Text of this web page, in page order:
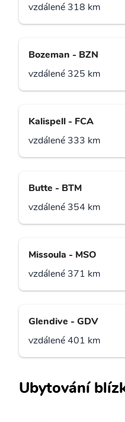
vzdálené 318 km
Bozeman - BZN
vzdálené 325 km
Kalispell - FCA
vzdálené 333 km
Butte - BTM
vzdálené 354 km
Missoula - MSO
vzdálené 371 km
Glendive - GDV
vzdálené 401 km
Ubytování